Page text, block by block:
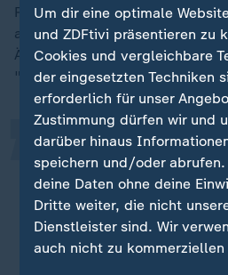
Regierung final einig werden,
am Zuge. Der Gesetzentwurf
Änderung des
"Politico"-Bericht weiter:
Mit der
arbeitszeitliche
Monate nach der
eingeschränkt.
„
Um dir eine optimale
und ZDFtivi präsentieren zu
Cookies und vergleichbare
der eingesetzten Techniken
erforderlich für unser
Zustimmung dürfen wir und
darüber hinaus
speichern und/oder
deine Daten ohne deine
Dritte weiter, die nicht
Dienstleister sind. Wir
auch nicht zu kommerziellen